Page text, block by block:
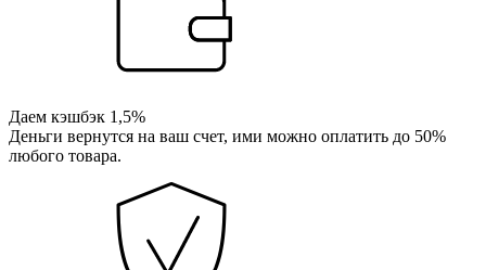
Даем кэшбэк 1,5%
Деньги вернутся на ваш счет, ими можно оплатить до 50%
любого товара.